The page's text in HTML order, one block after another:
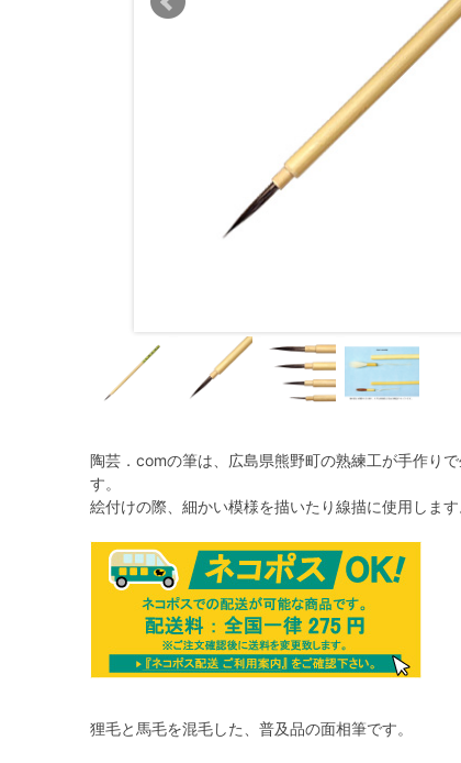
陶芸．comの筆は、広島県熊野町の熟練工が手作り
す。
絵付けの際、細かい模様を描いたり線描に使用します
狸毛と馬毛を混毛した、普及品の面相筆です。